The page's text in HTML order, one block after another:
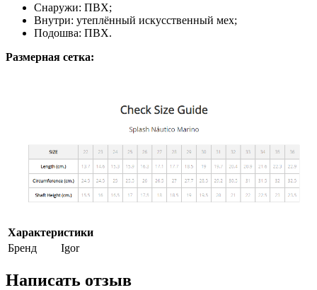
Снаружи: ПВХ;
Внутри: утеплённый искусственный мех;
Подошва: ПВХ.
Размерная сетка:
Характеристики
Бренд
Igor
Написать отзыв